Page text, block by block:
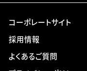
コーポレートサイト
採用情報
よくあるご質問